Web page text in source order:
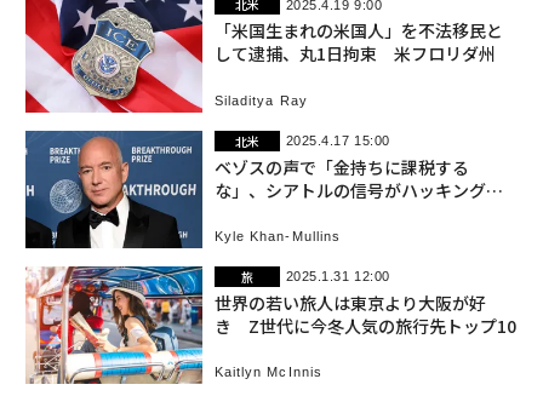
北米 2025.4.19 9:00
「米国生まれの米国人」を不法移民と
して逮捕、丸1日拘束 米フロリダ州
Siladitya Ray
北米 2025.4.17 15:00
ベゾスの声で「金持ちに課税する
な」、シアトルの信号がハッキングさ
Kyle Khan-Mullins
旅 2025.1.31 12:00
世界の若い旅人は東京より大阪が好
き Z世代に今冬人気の旅行先トップ10
Kaitlyn McInnis